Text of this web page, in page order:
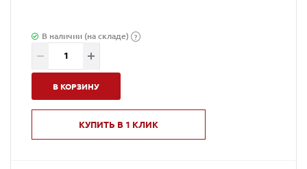
В наличии (на складе) ?
В КОРЗИНУ
КУПИТЬ В 1 КЛИК